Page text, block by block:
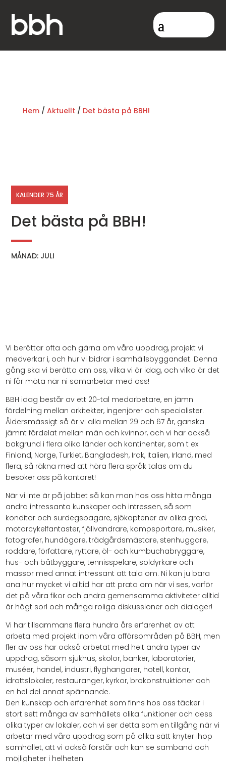
Hem/ Aktuellt / Det bästa på BBH!
KALENDER 75 ÅR
Det bästa på BBH!
MÅNAD: JULI
Vi berättar ofta och gärna om våra uppdrag, projekt vi
medverkar i, och hur vi bidrar i samhällsbyggandet. Denna
gång ska vi berätta om oss, vilka vi är idag, och vilka är det
ni får möta när ni samarbetar med oss!
BBH idag består av ett 20-tal medarbetare, en jämn
fördelning mellan arkitekter, ingenjörer och specialister.
Åldersmässigt så är vi alla mellan 29 och 67 år, ganska
jämnt fördelat mellan män och kvinnor, och vi har också
bakgrund i flera olika länder och kontinenter, som t ex
Finland, Norge, Turkiet, Bangladesh, Irak, Italien, Irland, med
flera, så räkna med att höra flera språk talas om du
besöker oss på kontoret!
När vi inte är på jobbet så kan man hos oss hitta många
andra intressanta kunskaper och intressen, så som
konditor och surdegsbagare, sjökaptener av olika grad,
motorcykelfantaster, fjällvandrare, kampsportare, musiker,
fotografer, hundägare, trädgårdsmästare, stenhuggare,
roddare, författare, ryttare, öl- och kumbuchabryggare,
hus- och båtbyggare, tennisspelare, soldyrkare och
massor med annat intressant att tala om. Ni kan ju bara
ana hur mycket vi alltid har att prata om när vi ses, varför
det på våra fikor och andra gemensamma aktiviteter alltid
är högt sorl och många roliga diskussioner och dialoger!
Vi har tillsammans flera hundra års erfarenhet av att
arbeta med projekt inom våra affärsområden på BBH, men
fler av oss har också arbetat med helt andra typer av
uppdrag, såsom sjukhus, skolor, banker, laboratorier,
muséer, handel, industri, flyghangarer, hotell, kontor,
idrottslokaler, restauranger, kyrkor, brokonstruktioner och
en hel del annat spännande.
Den kunskap och erfarenhet som finns hos oss täcker i
stort sett många av samhällets olika funktioner och dess
olika typer av lokaler, och vi ser detta som en tillgång när vi
arbetar med våra uppdrag som på olika sätt knyter ihop
samhället, att vi också förstår och kan se samband och
möjligheter i helheten.